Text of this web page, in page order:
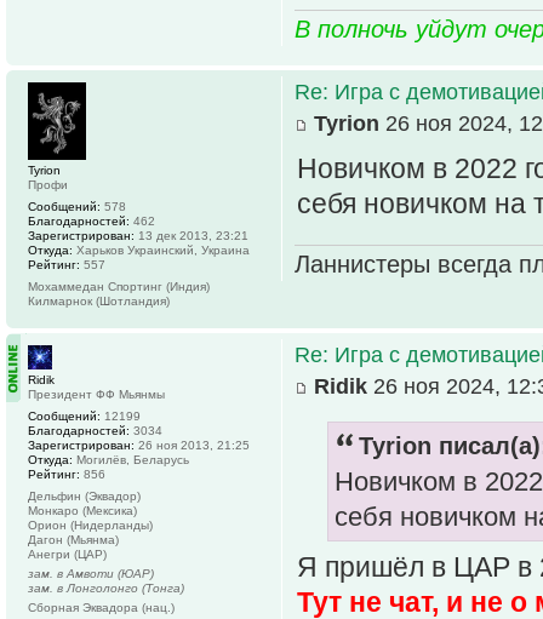
В полночь уйдут
Re: Игра с
Tyrion 26 ноя 2024,
Новичком в 2022
себя новичком на
Ланнистеры всегда
Tyrion
Профи
Сообщений: 578
Благодарностей: 462
Зарегистрирован: 13 дек 2013, 23:21
Откуда: Харьков Украинский, Украина
Рейтинг: 557
Мохаммедан Спортинг (Индия)
Килмарнок (Шотландия)
Re: Игра с
Ridik 26 ноя 2024,
Tyrion
Новичком в
себя новичком
Я пришёл в ЦАР в
Тут не чат, и не
Ridik
Президент ФФ Мьянмы
Сообщений: 12199
Благодарностей: 3034
Зарегистрирован: 26 ноя 2013, 21:25
Откуда: Могилёв, Беларусь
Рейтинг: 856
Дельфин (Эквадор)
Монкаро (Мексика)
Орион (Нидерланды)
Дагон (Мьянма)
Анегри (ЦАР)
зам. в Амвоти (ЮАР)
зам. в Лонголонго (Тонга)
Сборная Эквадора (нац.)